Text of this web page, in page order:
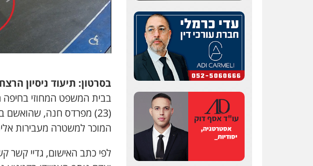
בסרטון: תיעוד ניסיון הרצח
בבית המשפט המחוזי בחיפה
המוכר למשטרה מעבירות
לפי כתב האישום, גדיי קשר